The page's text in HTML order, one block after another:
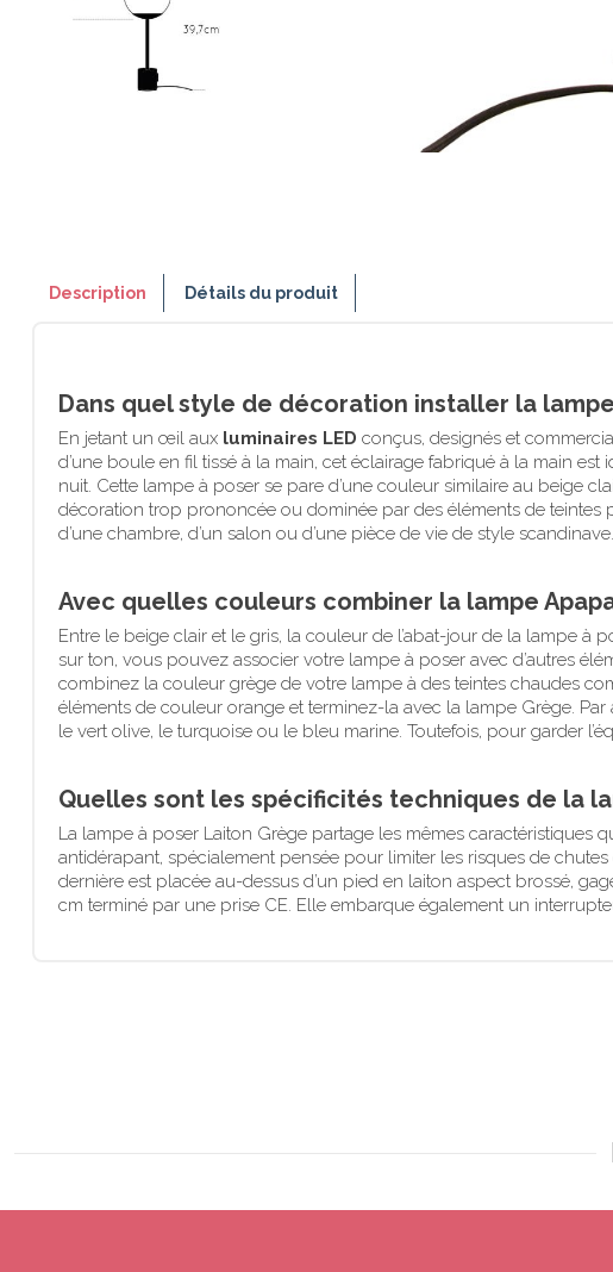
Description Détails du produit
Dans quel style de décoration installer la
En jetant un œil aux luminaires LED conçus, designés et
d’une boule en fil tissé à la main, cet éclairage fabriqué à la main
nuit. Cette lampe à poser se pare d’une couleur similaire au beige
décoration trop prononcée ou dominée par des éléments de teintes
d’une chambre, d’un salon ou d’une pièce de vie de style
Avec quelles couleurs combiner la lampe
Entre le beige clair et le gris, la couleur de l’abat-jour de la lampe
sur ton, vous pouvez associer votre lampe à poser avec d’autres
combinez la couleur grège de votre lampe à des teintes chaudes
éléments de couleur orange et terminez-la avec la lampe Grège.
le vert olive, le turquoise ou le bleu marine. Toutefois, pour garder
Quelles sont les spécificités techniques de la
La lampe à poser Laiton Grège partage les mêmes caractéristiques
antidérapant, spécialement pensée pour limiter les risques de
dernière est placée au-dessus d’un pied en laiton aspect brossé,
cm terminé par une prise CE. Elle embarque également un